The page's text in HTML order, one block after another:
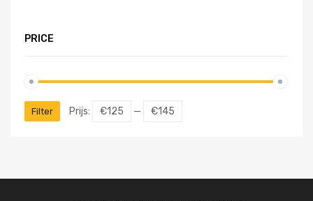
PRICE
Filter Prijs: €125 — €145